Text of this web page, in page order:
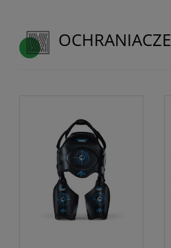
OCHRANIACZE